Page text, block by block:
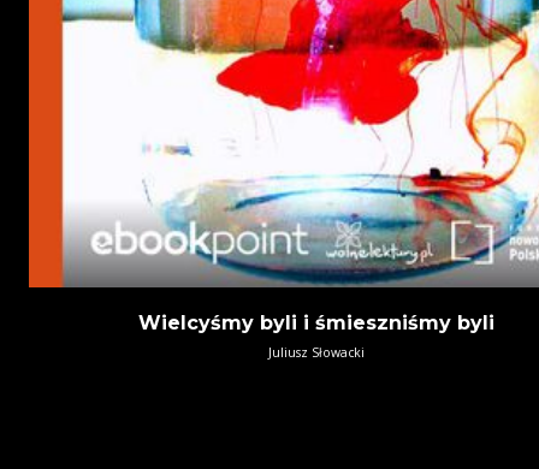
Wielcyśmy byli i śmieszniśmy byli
Juliusz Słowacki